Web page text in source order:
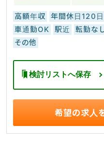
高額年収 年間休日120
車通勤OK
駅近 転勤な
その他
検討リストへ保存
希望の求人